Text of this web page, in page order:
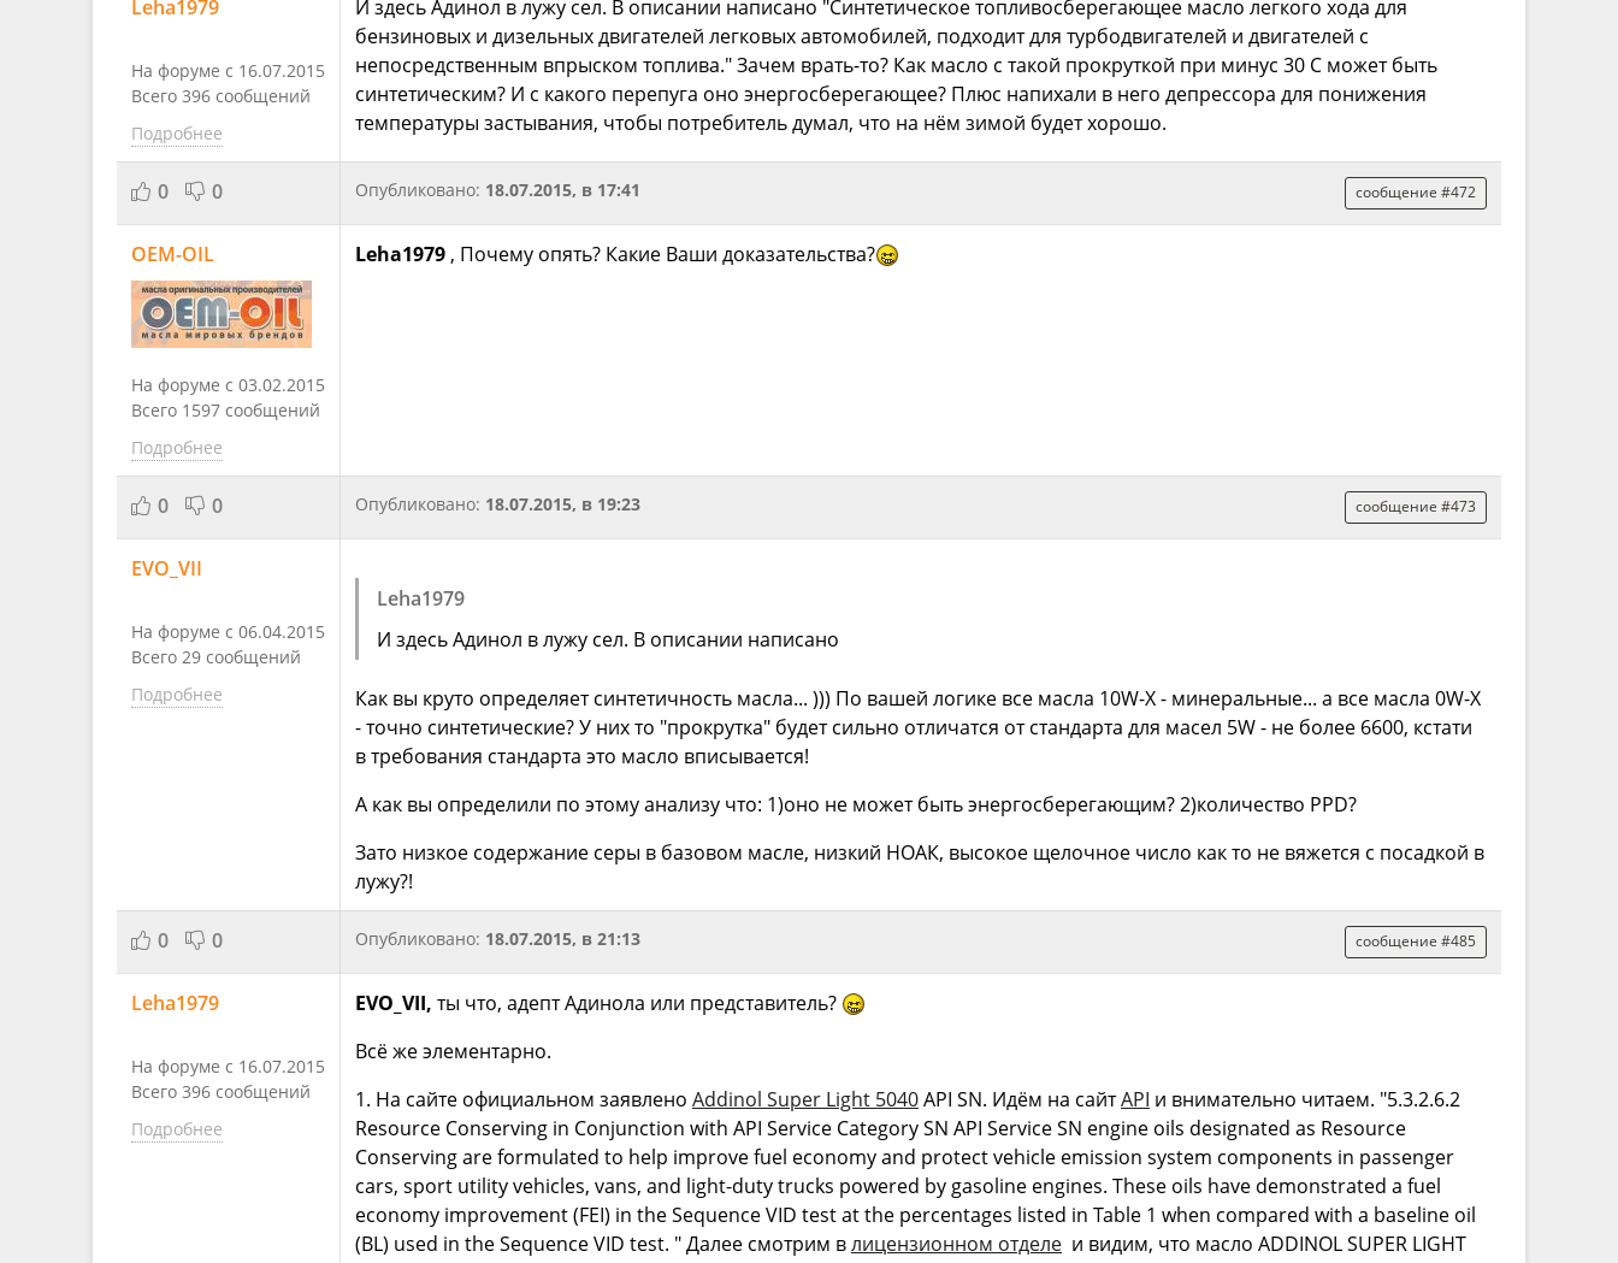
Leha1979
На форуме с 16.07.2015
Всего 396 сообщений
Подробнее
И здесь Адинол в лужу сел. В описании написано " Синтетическое топливосберегающее масло легкого хода для
бензиновых и дизельных двигателей легковых автомобилей, подходит для турбодвигателей и двигателей с
непосредственным впрыском топлива." Зачем врать-то? Как масло с такой прокруткой при минус 30 С может быть
синтетическим? И с какого перепуга оно энергосберегающее? Плюс напихали в него депрессора для понижения
температуры застывания, чтобы потребитель думал, что на нём зимой будет хорошо.
0 0 Опубликовано: 18.07.2015, в 17:41 сообщение #472
OEM-OIL
На форуме с 03.02.2015
Всего 1597 сообщений
Подробнее
Leha1979 , Почему опять? Какие Ваши доказательства?
0 0 Опубликовано: 18.07.2015, в 19:23 сообщение #473
EVO_VII
На форуме с 06.04.2015
Всего 29 сообщений
Подробнее
Leha1979
И здесь Адинол в лужу сел. В описании написано
Как вы круто определяет синтетичность масла... ))) По вашей логике все масла 10W-X - минеральные... а все масла 0W-X
- точно синтетические? У них то "прокрутка" будет сильно отличатся от стандарта для масел 5W - не более 6600, кстати
в требования стандарта это масло вписывается!
А как вы определили по этому анализу что: 1)оно не может быть энергосберегающим? 2)количество PPD?
Зато низкое содержание серы в базовом масле, низкий НОАК, высокое щелочное число как то не вяжется с посадкой в
лужу?!
0 0 Опубликовано: 18.07.2015, в 21:13 сообщение #485
Leha1979
На форуме с 16.07.2015
Всего 396 сообщений
Подробнее
EVO_VII, ты что, адепт Адинола или представитель?
Всё же элементарно.
1. На сайте официальном заявлено Addinol Super Light 5040API SN. Идём на сайтAPI и внимательно читаем. " 5.3.2.6.2
Resource Conserving in Conjunction with API Service Category SN API Service SN engine oils designated as Resource
Conserving are formulated to help improve fuel economy and protect vehicle emission system components in passenger
cars, sport utility vehicles, vans, and light-duty trucks powered by gasoline engines. These oils have demonstrated a fuel
economy improvement (FEI) in the Sequence VID test at the percentages listed in Table 1 when compared with a baseline oil
(BL) used in the Sequence VID test. " Далее смотрим влицензионном отделе и видим, что масло ADDINOL SUPER LIGHT